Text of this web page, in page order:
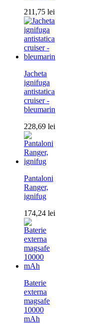
211,75 lei
Jacheta
ignifuga
antistatica
cruiser -
bleumarin
228,69 lei
Pantaloni
Ranger,
ignifug
174,24 lei
Baterie
externa
magsafe
10000
mAh